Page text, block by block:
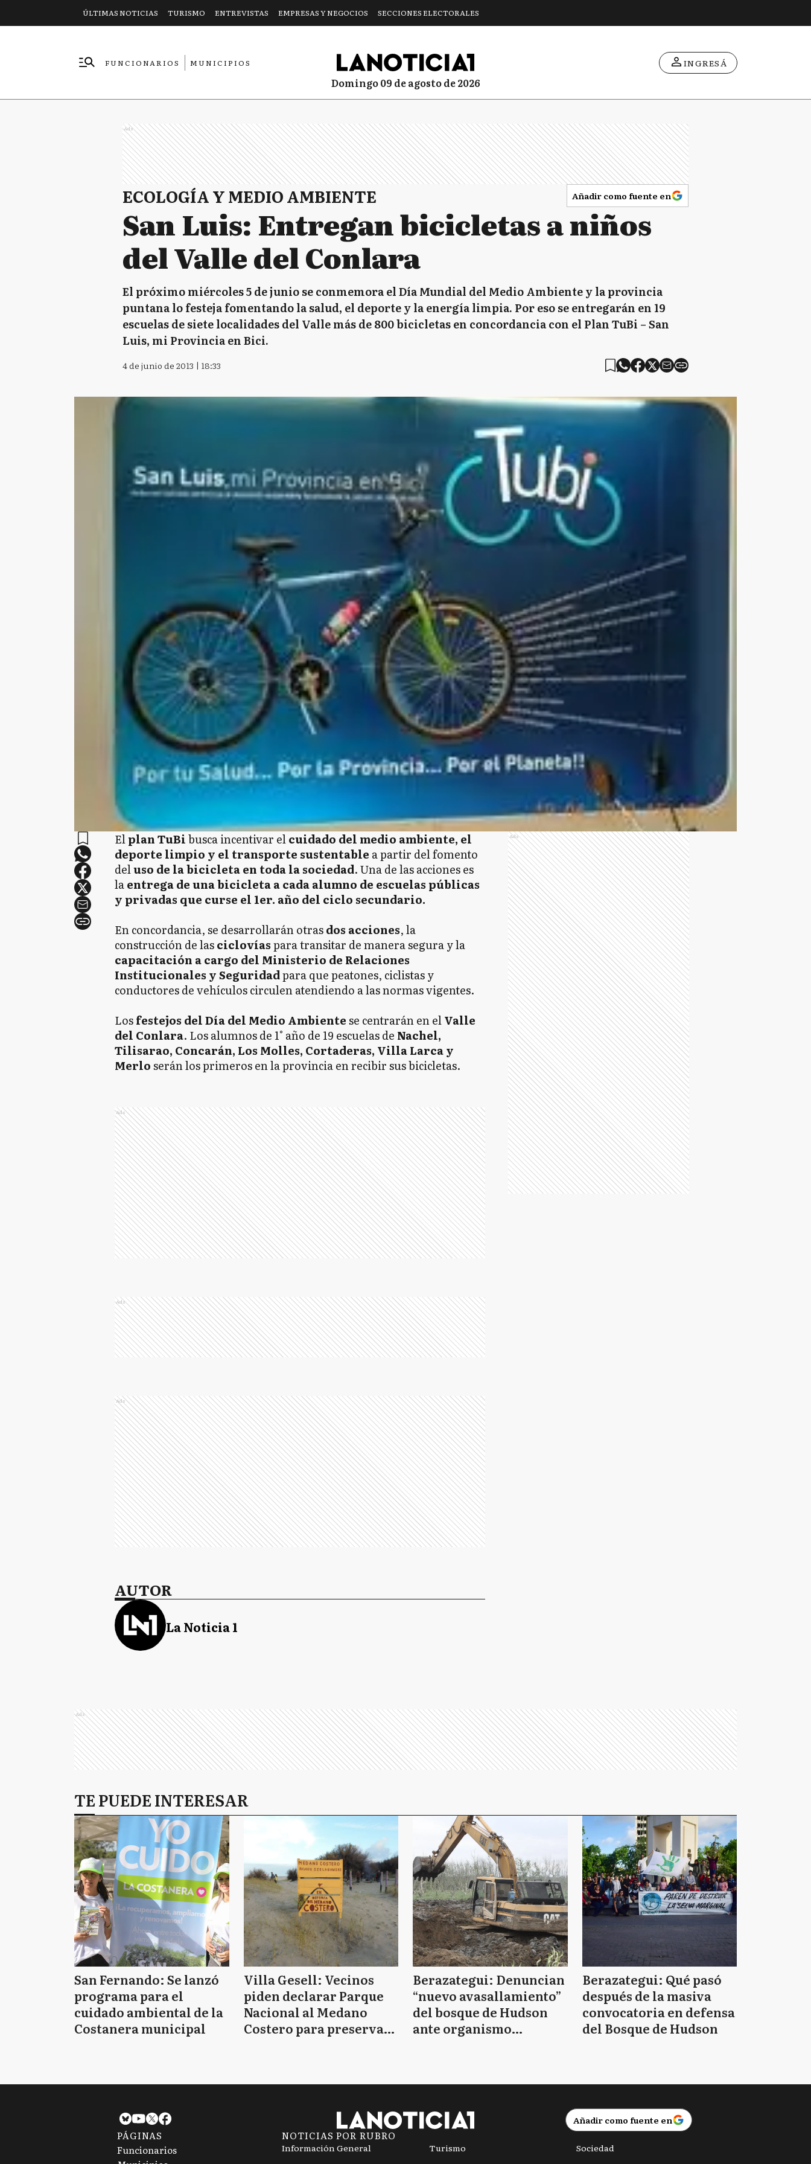
ÚLTIMAS NOTICIAS TURISMO ENTREVISTAS EMPRESAS Y NEGOCIOS SECCIONES ELECTORALES
FUNCIONARIOS
MUNICIPIOS
domingo 09 de agosto de 2026
INGRESÁ
Ads
ECOLOGÍA Y MEDIO AMBIENTE Añadir como fuente en
San Luis: Entregan bicicletas a niños
del Valle del Conlara
El próximo miércoles 5 de junio se conmemora el Día Mundial del Medio Ambiente y la provincia
puntana lo festeja fomentando la salud, el deporte y la energía limpia. Por eso se entregarán en 19
escuelas de siete localidades del Valle más de 800 bicicletas en concordancia con el Plan TuBi – San
Luis, mi Provincia en Bici.
4 de junio de 2013 | 18:33
Elplan TuBibusca incentivar elcuidado del medio ambiente, el
deporte limpio y el transporte sustentable a partir del fomento
deluso de la bicicleta en toda la sociedad. Una de las acciones es
laentrega de una bicicleta a cada alumno de escuelas públicas
y privadas que curse el 1er. año del ciclo secundario.
En concordancia, se desarrollarán otrasdos acciones, la
construcción de lasciclovíaspara transitar de manera segura y la
capacitación a cargo del Ministerio de Relaciones
Institucionales y Seguridadpara que peatones, ciclistas y
conductores de vehículos circulen atendiendo a las normas vigentes.
Losfestejos del Día del Medio Ambientese centrarán en elValle
del Conlara. Los alumnos de 1° año de 19 escuelas de Nachel,
Tilisarao, Concarán, Los Molles, Cortaderas, Villa Larca y
Merloserán los primeros en la provincia en recibir sus bicicletas.
Ads
Ads
Ads
AUTOR
La Noticia 1
Ads
Ads
TE PUEDE INTERESAR
San Fernando: Se lanzó
programa para el
cuidado ambiental de la
Costanera municipal
Villa Gesell: Vecinos
piden declarar Parque
Nacional al Medano
Costero para preservar
Berazategui: Denuncian
“nuevo avasallamiento”
del bosque de Hudson
ante organismo
Berazategui: Qué pasó
después de la masiva
convocatoria en defensa
del Bosque de Hudson
Añadir como fuente en
PÁGINAS
Funcionarios
NOTICIAS POR RUBRO
Información General
Turismo
Sociedad